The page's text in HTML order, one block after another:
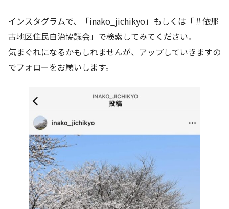
インスタグラムで、「inako_jichikyo」もしくは「＃依那
古地区住民自治協議会」で検索してみてください。
気まぐれになるかもしれませんが、アップしていきますの
でフォローをお願いします。